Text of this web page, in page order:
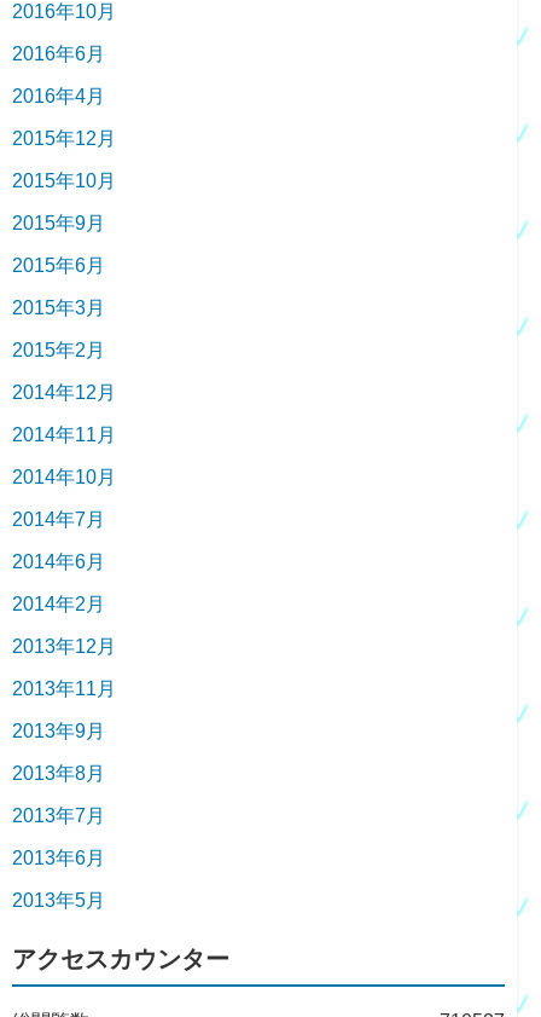
2016年10月
2016年6月
2016年4月
2015年12月
2015年10月
2015年9月
2015年6月
2015年3月
2015年2月
2014年12月
2014年11月
2014年10月
2014年7月
2014年6月
2014年2月
2013年12月
2013年11月
2013年9月
2013年8月
2013年7月
2013年6月
2013年5月
アクセスカウンター